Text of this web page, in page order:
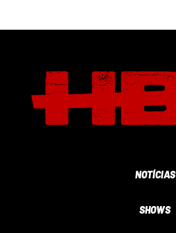
NOTÍCIAS
SHOWS